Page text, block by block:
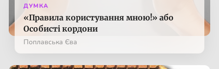
ДУМКА
«Правила користування мною!» або
Особисті кордони
Поплавська Єва